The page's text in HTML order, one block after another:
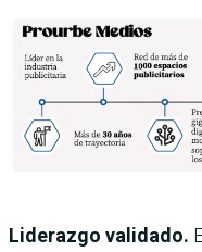
Liderazgo validado.